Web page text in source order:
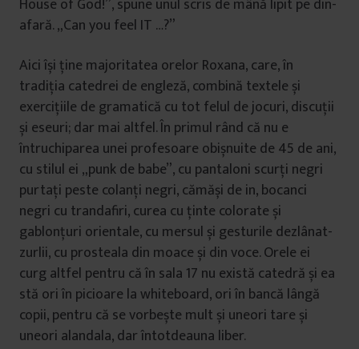
House of God!”, spune unul scris de mână lipit pe din-
afară. „Can you feel IT …?”
Aici își ține majoritatea orelor Roxana, care, în
tradiția catedrei de engleză, combină textele și
exercițiile de gramatică cu tot felul de jocuri, discuții
și eseuri; dar mai altfel. În primul rând că nu e
întruchiparea unei profesoare obișnuite de 45 de ani,
cu stilul ei „punk de babe”, cu pantaloni scurți negri
purtați peste colanți negri, cămăși de in, bocanci
negri cu trandafiri, curea cu ținte colorate și
gablonțuri orientale, cu mersul și gesturile dezlânat-
zurlii, cu prosteala din moace și din voce. Orele ei
curg altfel pentru că în sala 17 nu există catedră și ea
stă ori în picioare la whiteboard, ori în bancă lângă
copii, pentru că se vorbește mult și uneori tare și
uneori alandala, dar întotdeauna liber.